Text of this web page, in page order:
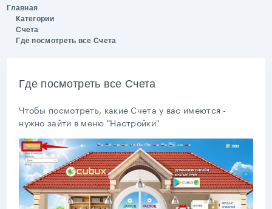
Главная
Категории
Счета
Где посмотреть все Счета
Где посмотреть все Счета
Чтобы посмотреть, какие Счета у вас имеются -
нужно зайти в меню "Настройки"